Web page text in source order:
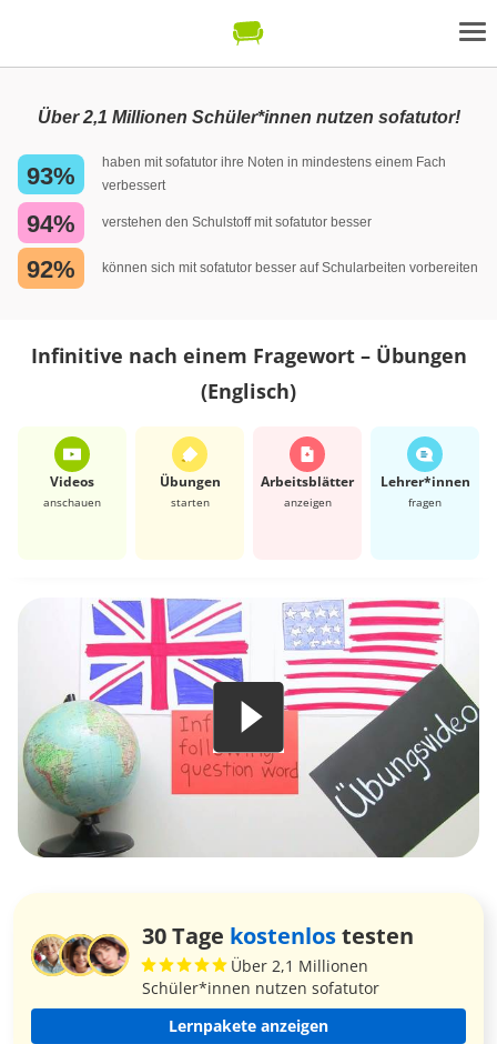
Über 2,1 Millionen Schüler*innen nutzen sofatutor!
93%
haben mit sofatutor ihre Noten in mindestens einem Fach
verbessert
94% verstehen den Schulstoff mit sofatutor besser
92% können sich mit sofatutor besser auf Schularbeiten vorbereiten
Infinitive nach einem Fragewort – Übungen
(Englisch)
Videos
anschauen
Übungen
starten
Arbeits­blätter
anzeigen
Lehrer*​innen
fragen
30 Tage kostenlostesten
Über 2,1 Millionen
Schüler*innen nutzen sofatutor
Lernpakete anzeigen